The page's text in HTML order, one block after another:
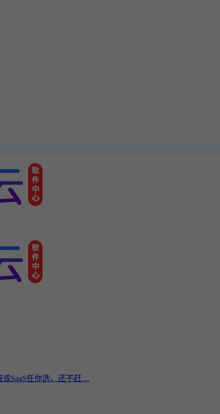
SaaS任你选，还不赶…